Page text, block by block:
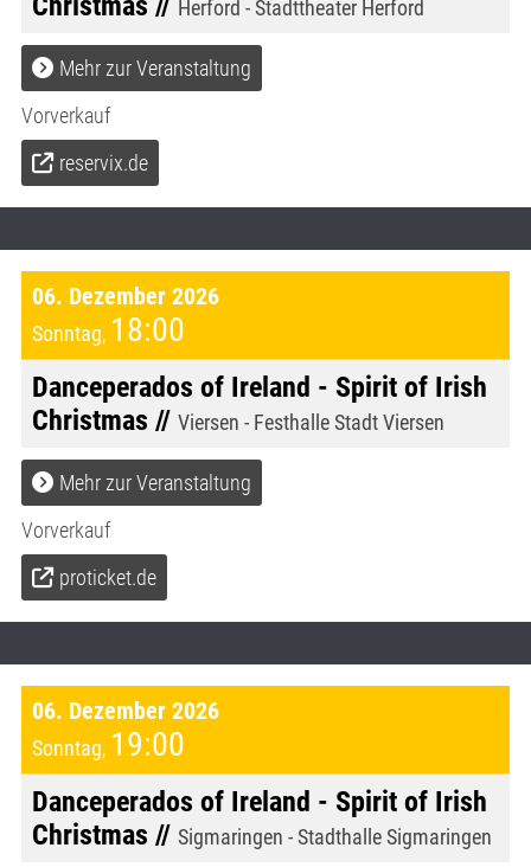
Herford - Stadttheater Herford
Mehr zur Veranstaltung
Vorverkauf
reservix.de
06. Dezember 2026
Sonntag, 18:00
Danceperados of Ireland - Spirit of Irish
Christmas // Viersen - Festhalle Stadt Viersen
Mehr zur Veranstaltung
Vorverkauf
proticket.de
06. Dezember 2026
Sonntag, 19:00
Danceperados of Ireland - Spirit of Irish
Christmas // Sigmaringen - Stadthalle Sigmaringen